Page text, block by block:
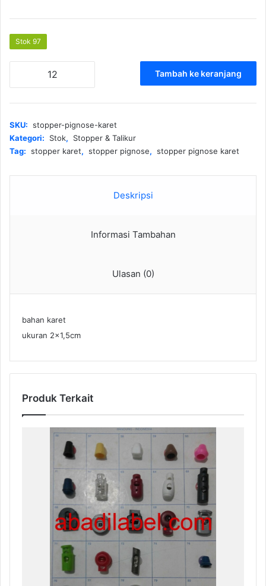
Stok 97
karet
Tambah ke keranjang
SKU: stopper-pignose-karet
Kategori:
Stok,
Stopper & Talikur
Tag: stopper karet, stopper pignose, stopper pignose karet
Deskripsi
Informasi Tambahan
Ulasan (0)
bahan karet
ukuran 2×1,5cm
Produk Terkait